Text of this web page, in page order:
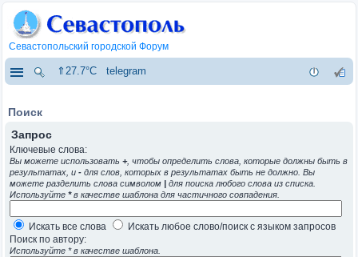
Севастопольский городской Форум
⇑27.7°C telegram
Поиск
Запрос
Ключевые слова:
Вы можете использовать +, чтобы определить слова, которые должны быть в
результатах, и - для слов, которых в результатах быть не должно. Вы
можете разделить слова символом | для поиска любого слова из списка.
Используйте *в качестве шаблона для частичного совпадения.
Искать все слова
Искать любое слово/поиск с языком запросов
Поиск по автору:
Используйте * в качестве шаблона.